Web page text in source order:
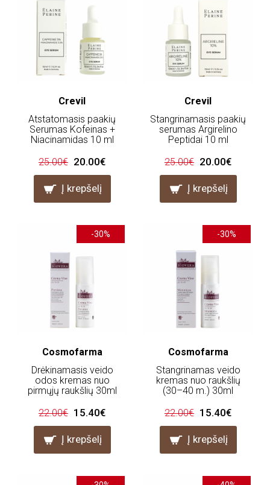
Crevil
Atstatomasis paakių
Serumas Kofeinas +
Niacinamidas 10 ml
25.00€ 20.00€
Į krepšelį
Crevil
Stangrinamasis paakių
serumas Argirelino
Peptidai 10 ml
25.00€ 20.00€
Į krepšelį
-30%
Cosmofarma
Drėkinamasis veido
odos kremas nuo
pirmųjų raukšlių 30ml
22.00€ 15.40€
Į krepšelį
-30%
Cosmofarma
Stangrinamas veido
kremas nuo raukšlių
(30–40 m.) 30ml
22.00€ 15.40€
Į krepšelį